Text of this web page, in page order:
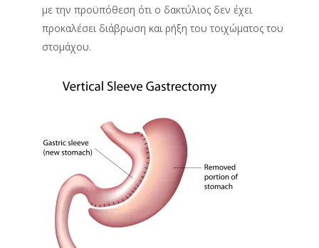
με την προϋπόθεση ότι ο δακτύλιος δεν έχει
προκαλέσει διάβρωση και ρήξη του τοιχώματος του
στομάχου.